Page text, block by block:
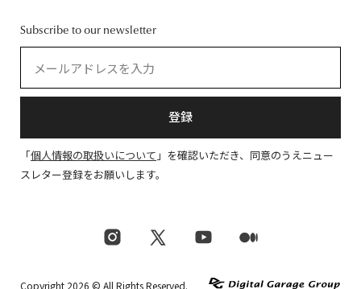
Subscribe to our newsletter
登録
「個人情報の取扱いについて 」を確認いただき、同意のうえニュー
スレター登録をお願いします。
Copyright 2026 © All Rights Reserved.